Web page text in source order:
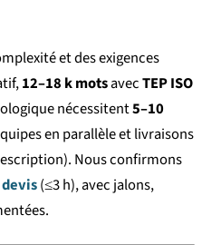
et des exigences
12–18 k motsavecTEP ISO
nécessitent5–10
en parallèle et livraisons
Nous confirmons
devis(≤3 h), avec jalons,